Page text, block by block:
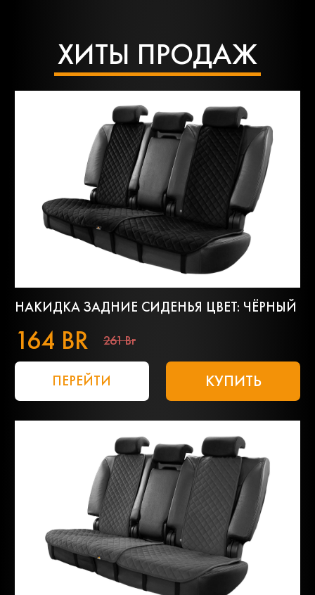
ХИТЫ ПРОДАЖ
НАКИДКА ЗАДНИЕ СИДЕНЬЯ ЦВЕТ: ЧЁРНЫЙ
164 BR 261 Br
ПЕРЕЙТИ КУПИТЬ